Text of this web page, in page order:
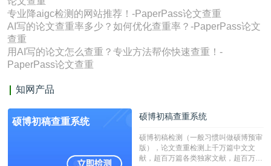
专业降aigc检测的网站推荐！-PaperPass论文查重
AI写的论文查重率多少？如何优化查重率？-PaperPass论文
查重
用AI写的论文怎么查重？专业方法帮你快速查重！-
PaperPass论文查重
知网产品
硕博初稿查重系统 硕博初稿查重系统
硕博初稿检测（一般习惯叫做硕博预审
版），论文查重检测上千万篇中文文
献，超百万篇各类独家文献，超百万港